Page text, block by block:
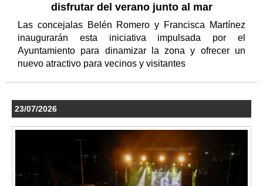
disfrutar del verano junto al mar
Las concejalas Belén Romero y Francisca Martínez
inaugurarán esta iniciativa impulsada por el
Ayuntamiento para dinamizar la zona y ofrecer un
nuevo atractivo para vecinos y visitantes
23/07/2026